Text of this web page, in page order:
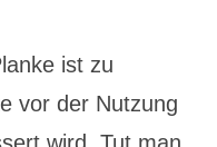
ist zu
vor der Nutzung